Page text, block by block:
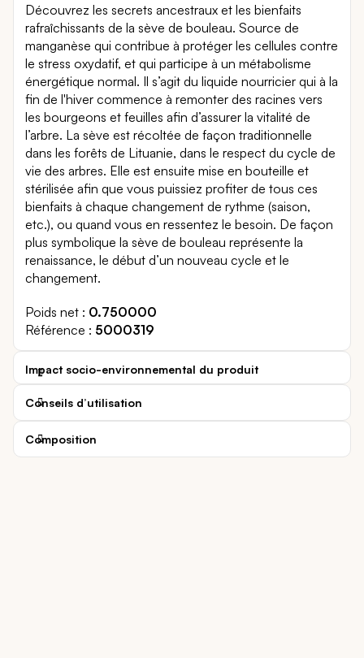
Découvrez les secrets ancestraux et les bienfaits
rafraîchissants de la sève de bouleau. Source de
manganèse qui contribue à protéger les cellules contre
le stress oxydatif, et qui participe à un métabolisme
énergétique normal. Il s’agit du liquide nourricier qui à la
fin de l'hiver commence à remonter des racines vers
les bourgeons et feuilles afin d’assurer la vitalité de
l’arbre. La sève est récoltée de façon traditionnelle
dans les forêts de Lituanie, dans le respect du cycle de
vie des arbres. Elle est ensuite mise en bouteille et
stérilisée afin que vous puissiez profiter de tous ces
bienfaits à chaque changement de rythme (saison,
etc.), ou quand vous en ressentez le besoin. De façon
plus symbolique la sève de bouleau représente la
renaissance, le début d’un nouveau cycle et le
changement.
Poids net
0.750000
Référence
5000319
Impact socio-environnemental du produit
Conseils d’utilisation
Composition